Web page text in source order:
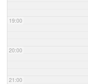
19:00
20:00
21:00